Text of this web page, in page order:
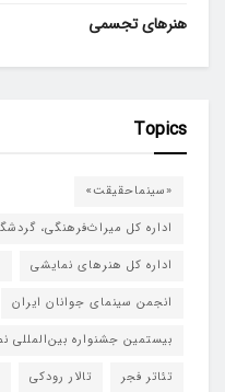
هنرهای تجسمی
Topics
«سینماحقیقت»
اداره کل میراث‌فرهنگی،
اداره کل هنرهای نمایشی
انجمن سینمای جوانان ایران
بیستمین جشنواره
تئاتر فجر
تالار رودکی